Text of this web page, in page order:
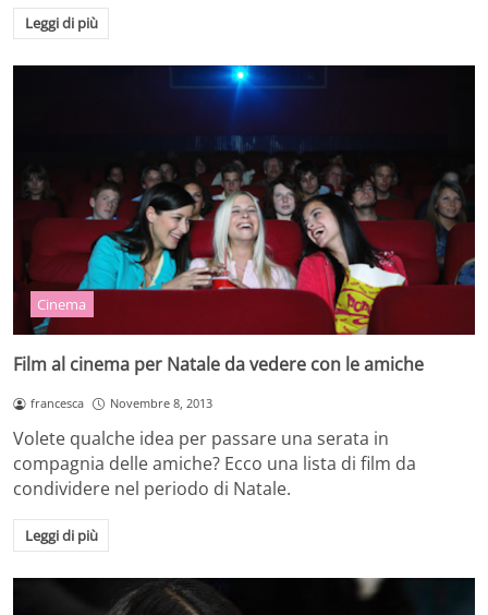
Leggi di più
Cinema
Film al cinema per Natale da vedere con le amiche
francesca Novembre 8, 2013
Volete qualche idea per passare una serata in
compagnia delle amiche? Ecco una lista di film da
condividere nel periodo di Natale.
Leggi di più